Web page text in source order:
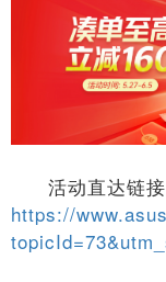
活动直达链接
https://